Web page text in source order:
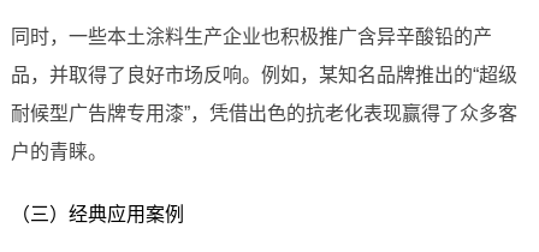
同时，一些本土涂料生产企业也积极推广含异辛酸铅的产
品，并取得了良好市场反响。例如，某知名品牌推出的“超级
耐候型广告牌专用漆”，凭借出色的抗老化表现赢得了众多客
户的青睐。
（三）经典应用案例